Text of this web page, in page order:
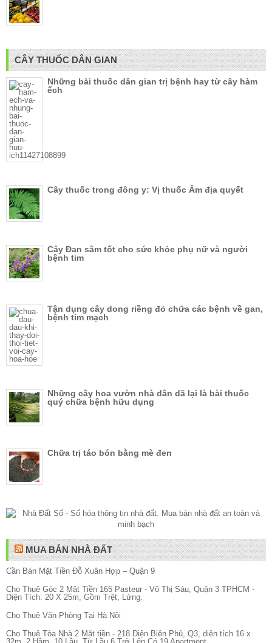
CÂY THUỐC DÂN GIAN
Những bài thuốc dân gian trị bệnh hay từ cây hàm
ếch
Cây thuốc trong đông y: Vị thuốc Âm địa quyết
Cây Đan sâm tốt cho sức khỏe phụ nữ và người
bệnh tim
Tận dụng cây dong riềng đỏ chữa các bệnh về gan,
bệnh tim mạch
Những cây hoa vườn nhà dân dã lại là bài thuốc
quý chữa bệnh hữu dụng
Chữa trị táo bón bằng mè đen
MUA BÁN NHÀ ĐẤT
Cần Bán Mặt Tiền Đỗ Xuân Hợp – Quận 9
Cho Thuê Góc 2 Mặt Tiền 165 Pasteur - Võ Thị Sáu, Quận 3 TPHCM -
Diện Tích: 20 X 25m, Gồm Trệt, Lửng.
Cho Thuê Văn Phòng Tại Hà Nội
Cho Thuê Tòa Nhà 2 Mặt tiền - 218 Điện Biên Phủ, Q3, diện tích 16 x